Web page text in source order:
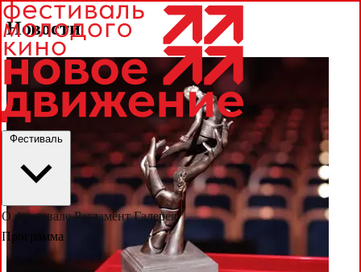
Фестиваль
О фестивалеРегламентГалерея
Программа
Новости